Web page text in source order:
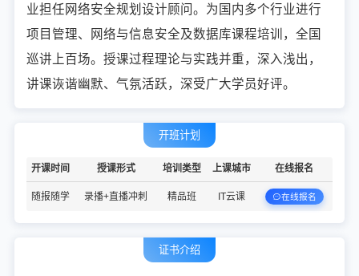
业担任网络安全规划设计顾问。为国内多个行业进行
项目管理、网络与信息安全及数据库课程培训，全国
巡讲上百场。授课过程理论与实践并重，深入浅出，
讲课诙谐幽默、气氛活跃，深受广大学员好评。
开班计划
开课时间 授课形式 培训类型 上课城市 在线报名
随报随学 录播+直播冲刺 精品班 IT云课 在线报名
证书介绍